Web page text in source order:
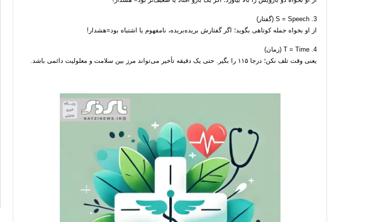
3. S = Speech (گفتار)
از او بخواه جمله کوتاهی بگوید؛ اگر گفتارش بریده‌بریده، نامفهوم یا اشتباه بود=هشدار!
4. T = Time (زمان)
یعنی وقت تلف نکن؛ درجا ۱۱۵ را بگیر. حتی یک دقیقه تأخیر می‌تواند مرز بین سلامت و معلولیت دائمی باشد.